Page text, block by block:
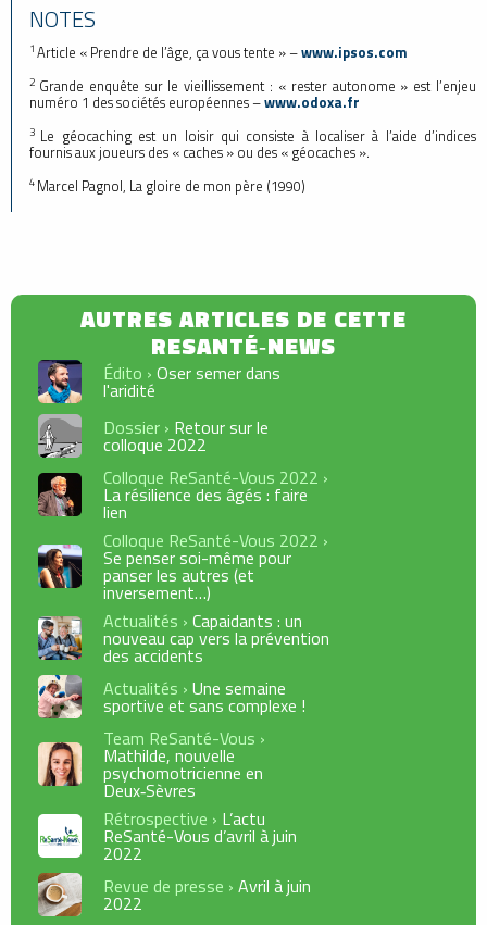
NOTES
1 Article « Prendre de l’âge, ça vous tente » –www.ipsos.com
2 Grande enquête sur le vieillissement : « rester autonome » est l’enjeu
numéro 1 des sociétés européennes –www.odoxa.fr
3 Le géocaching est un loisir qui consiste à localiser à l’aide d’indices
fournis aux joueurs des « caches » ou des « géocaches ».
4 Marcel Pagnol, La gloire de mon père (1990)
Édito › Oser semer dans
l'aridité
Dossier › Retour sur le
colloque 2022
Colloque ReSanté-Vous 2022 ›
La résilience des âgés : faire
lien
Colloque ReSanté-Vous 2022 ›
Se penser soi-même pour
panser les autres (et
inversement…)
Actualités › Capaidants : un
nouveau cap vers la prévention
des accidents
Actualités › Une semaine
sportive et sans complexe !
Team ReSanté-Vous ›
Mathilde, nouvelle
psychomotricienne en
Deux‑Sèvres
Rétrospective › L’actu
ReSanté-Vous d’avril à juin
2022
Revue de presse › Avril à juin
2022